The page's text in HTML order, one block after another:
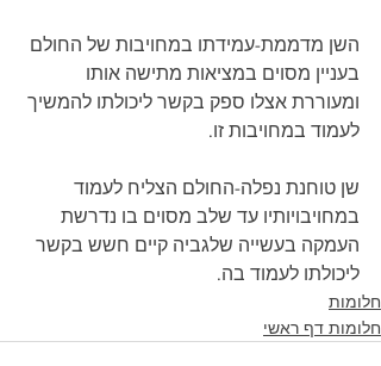
השן מדממת-עמידתו במחויבות של החולם
בעניין מסוים במציאות מתישה אותו
ומעוררת אצלו ספק בקשר ליכולתו להמשיך
לעמוד במחויבות זו.
שן טוחנת נפלה-החולם הצליח לעמוד
במחויבויותיו עד שלב מסוים בו נדרשת
העמקה בעשייה שלגביה קיים חשש בקשר
ליכולתו לעמוד בה.
חלומות
חלומות דף ראשי